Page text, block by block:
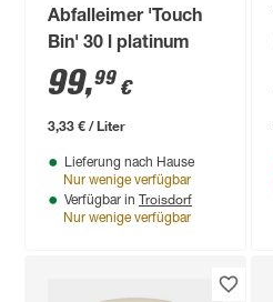
Abfalleimer 'Touch
Bin' 30 l platinum
99,99 €
3,33 € / Liter
Lieferung nach Hause
Nur wenige verfügbar
Verfügbar in Troisdorf
Nur wenige verfügbar